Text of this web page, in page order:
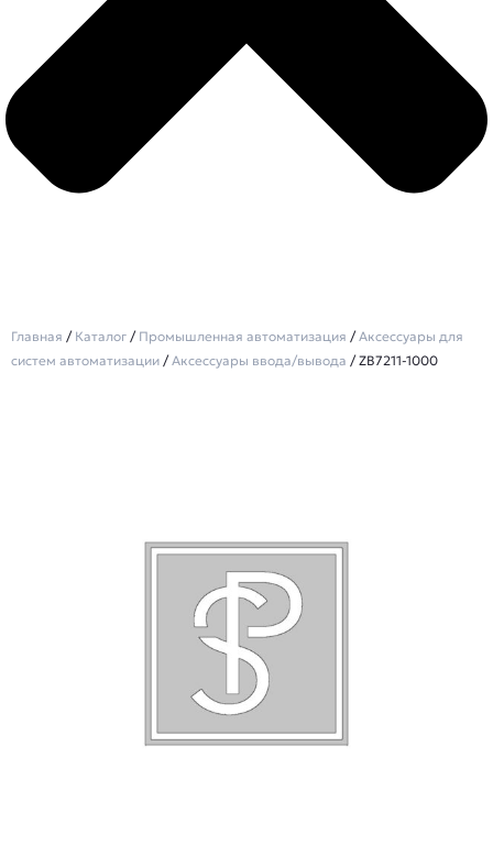
Главная / Каталог / Промышленная автоматизация /Аксессуары для
систем автоматизации /Аксессуары ввода/вывода / ZB7211-1000